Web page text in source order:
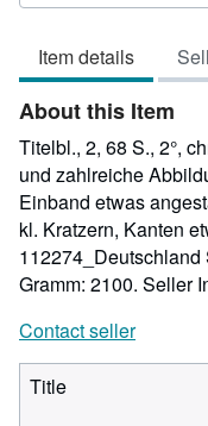
5
stars
Item details
About this Item
Titelbl., 2, 68 S., 2°,
und zahlreiche
Einband etwas
kl. Kratzern, Kanten
Gramm: 2100. Seller
Contact seller
Title